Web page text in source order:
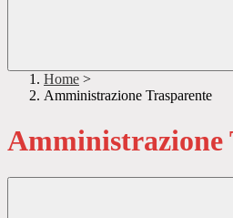
Home >
Amministrazione Trasparente
Amministrazione